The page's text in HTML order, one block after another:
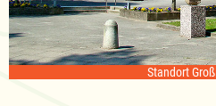
Standort